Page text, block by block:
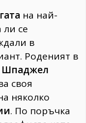
на най-
ли се
в
Роденият в
Шпаджел
своя
няколко
. По поръчка